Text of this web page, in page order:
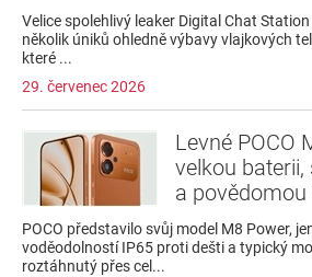
Velice spolehlivý leaker Digital Chat
několik úniků ohledně výbavy vlajkových
které ...
29. červenec 2026
Levné POCO
velkou
a
POCO představilo svůj model M8 Power,
voděodolností IP65 proti dešti a typický
roztáhnutý přes cel...